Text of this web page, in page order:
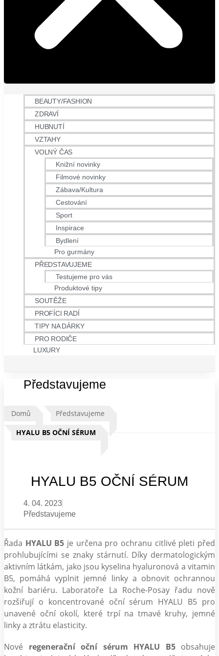
BEAUTY/FASHION
ZDRAVÍ
HUBNUTÍ
VZTAHY
VOLNÝ ČAS
Knižní novinky
Filmové novinky
Zábava/Kultura
Cestování
Sport
Inspirace
Bydlení
Pro gurmány
PŘEDSTAVUJEME
Testujeme pro vás
Produktové tipy
SOUTĚŽE
PROFÍCI RADÍ
TIPY NA DÁRKY
PRO RODIČE
LUXURY
Představujeme
Domů Představujeme
HYALU B5 OČNÍ SÉRUM
HYALU B5 OČNÍ SÉRUM
4. 04. 2023
Představujeme
Řada HYALU B5 je určena pro ochranu citlivé pleti před
prohlubujícími se znaky stárnutí. Díky dermatologickým
aktivním látkám, jako jsou kyselina hyaluronová a vitamin
B5, pomáhá vyplnit jemné linky a obnovit ochrannou
kožní bariéru. Laboratoře La Roche-Posay řadu nově
rozšiřují o koncentrované oční sérum HYALU B5 pro
unavené oční okolí, které trpí na tmavé kruhy, jemné
linky a ztrátu elasticity.
Nové regenerační oční sérum HYALU B5obsahuje